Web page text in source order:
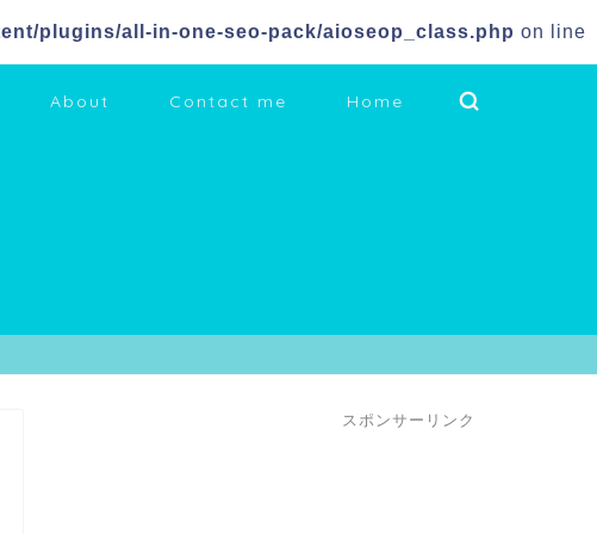
plugins/all-in-one-seo-pack/aioseop_class.php on line
About Contact me Home
スポンサーリンク